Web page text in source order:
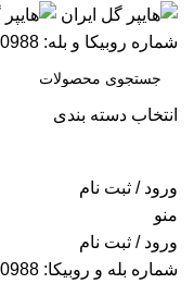
شماره روبیکا و بله: 09128870988
انتخاب دسته بندی
ورود / ثبت نام
منو
ورود / ثبت نام
شماره بله و روبیکا: 09128870988